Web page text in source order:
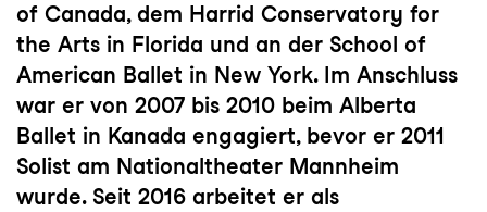
of Canada, dem Harrid Conservatory for
the Arts in Florida und an der School of
American Ballet in New York. Im Anschluss
war er von 2007 bis 2010 beim Alberta
Ballet in Kanada engagiert, bevor er 2011
Solist am Nationaltheater Mannheim
wurde. Seit 2016 arbeitet er als